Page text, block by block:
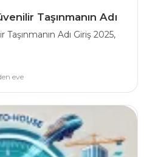
Taşınmanın Adı
Adı Giriş 2025,
eve